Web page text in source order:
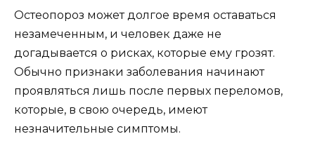
Остеопороз может долгое время оставаться
незамеченным, и человек даже не
догадывается о рисках, которые ему грозят.
Обычно признаки заболевания начинают
проявляться лишь после первых переломов,
которые, в свою очередь, имеют
незначительные симптомы.